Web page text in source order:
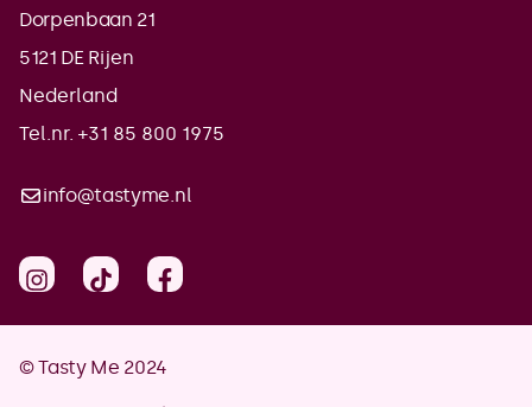
Dorpenbaan 21
5121 DE Rijen
Nederland
Tel.nr. +31 85 800 1975
info@tastyme.nl
© Tasty Me 2024